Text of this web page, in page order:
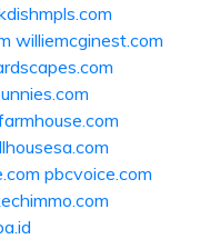
williemcginest.com
pbcvoice.com